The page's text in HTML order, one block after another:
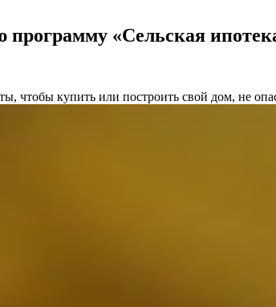
программу «Сельская
чтобы купить или построить свой дом, не